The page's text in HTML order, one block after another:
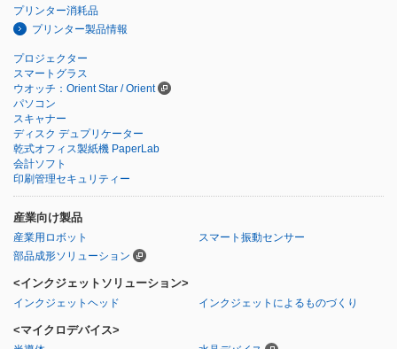
プリンター消耗品
プリンター製品情報
プロジェクター
スマートグラス
ウオッチ：Orient Star / Orient
パソコン
スキャナー
ディスク デュプリケーター
乾式オフィス製紙機 PaperLab
会計ソフト
印刷管理セキュリティー
産業向け製品
産業用ロボット
スマート振動センサー
部品成形ソリューション
<インクジェットソリューション>
インクジェットヘッド インクジェットによるものづくり
<マイクロデバイス>